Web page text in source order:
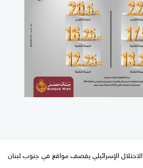
الاحتلال الإسرائيلي يقصف مواقع في جنوب لبنان